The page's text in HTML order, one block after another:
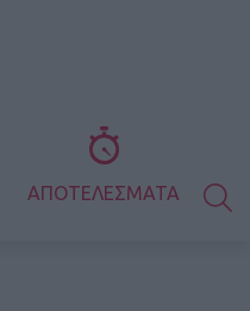
ΑΠΟΤΕΛΕΣΜΑΤΑ